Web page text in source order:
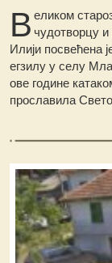
В еликом
чудотворцу
Илији посвећена
егзилу у селу
ове године
прославила